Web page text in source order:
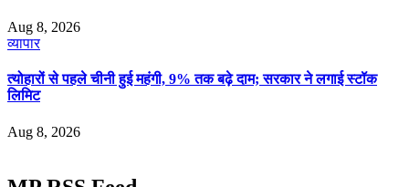
Aug 8, 2026
व्यापार
त्योहारों से पहले चीनी हुई महंगी, 9% तक बढ़े दाम; सरकार ने लगाई स्टॉक
लिमिट
Aug 8, 2026